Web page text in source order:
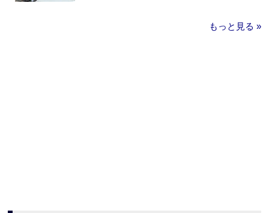
もっと見る »